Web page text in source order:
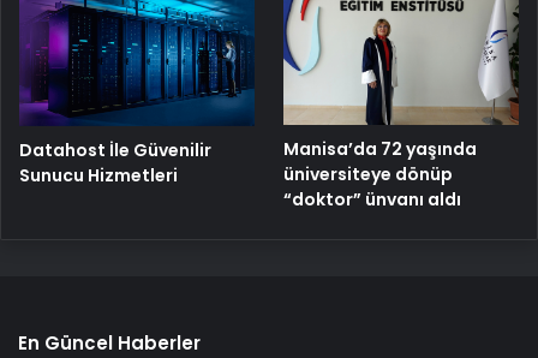
Datahost İle Güvenilir
Sunucu Hizmetleri
Manisa’da 72 yaşında
üniversiteye dönüp
“doktor” ünvanı aldı
En Güncel Haberler